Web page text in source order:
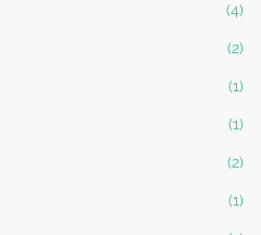
(4)
(2)
(1)
(1)
(2)
(1)